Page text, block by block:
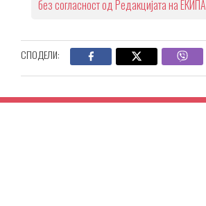
без согласност од Редакцијата на ЕКИПА
СПОДЕЛИ: